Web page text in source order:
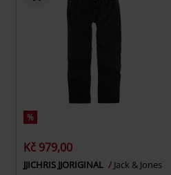
%
Kč 979,00
JJICHRIS JJORIGINAL
Jack & Jones